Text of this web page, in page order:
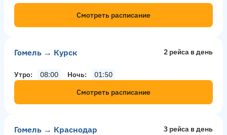
Смотреть расписание
Гомель → Курск 2 рейсa в день
Утро 08:00 Ночь
01:50
Смотреть расписание
Гомель → Краснодар 3 рейсa в день